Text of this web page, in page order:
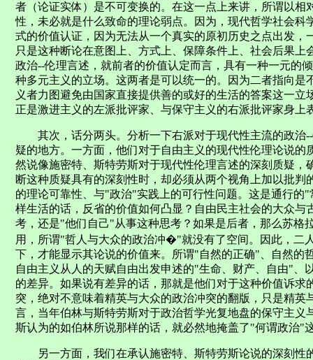
者（论证实体）是不可变换的。在这一点上来讲，所谓以相
性，未必就是什么致命的理论弱点。因为，现代哲学社会
式的价值认证，因为无法从一个真实的原初历史之点出发
只是这种断论在意图上、方式上、保障条件上、社会后果
政治--伦理言述，就前者的价值认定而言，具有一种一元的
种多元主义的立场。这两者是可以统一的。因为二者指向
义者力图避免由国家直接提供善的或好的生活的答案这一
正是激进主义的左派批评家、与保守主义的右派批评家身上
其次，话分两头。分析一下右派对于现代性主流的政治
疑的地方。一方面，他们对于自由主义的现代性伦理论说
然说像施密特、斯特劳斯对于现代性伦理言述的深刻质疑
断这种质疑具有的深刻性时，却必须从两个视角上加以批
的理论可靠性、与"政治"实践上的可行性问题。这是通行的
样生活的话，反省的价值如何凸显？自由民主社会的大众
考，还是"他们自己"从事这种思考？如果是后者，那么苏格
用，所谓"哲人与大众的政治冲�"就没有了空间。因此，二
下，才能显示其论说的价值来。所谓"自然的正确"、自然的
自由主义从人的天赋自由出发申述的"生命、财产、自由"、
的差异。如果说有差异的话，那就是他们对于这种价值诉
突，绝对不意味着精英与大众的政治冲突的翻版，只是精
言，当年伯林与斯特劳斯对于政治哲学光复地盘的保守主
斯认为的如伯林所说那样的话，就必然地掩盖了"何谓政治"
另一方面，我们在承认施密特、斯特劳斯论说的深刻性